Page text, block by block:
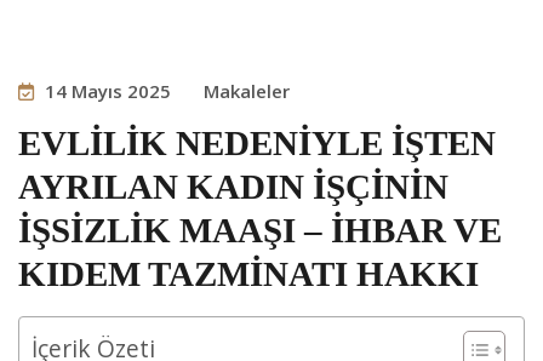
14 Mayıs 2025 Makaleler
EVLİLİK NEDENİYLE İŞTEN
AYRILAN KADIN İŞÇİNİN
İŞSİZLİK MAAŞI – İHBAR VE
KIDEM TAZMİNATI HAKKI
İçerik Özeti